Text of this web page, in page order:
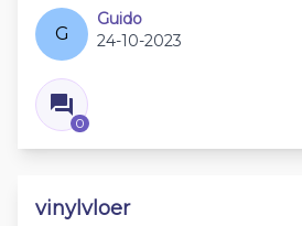
G
Guido
24-10-2023
0
vinylvloer